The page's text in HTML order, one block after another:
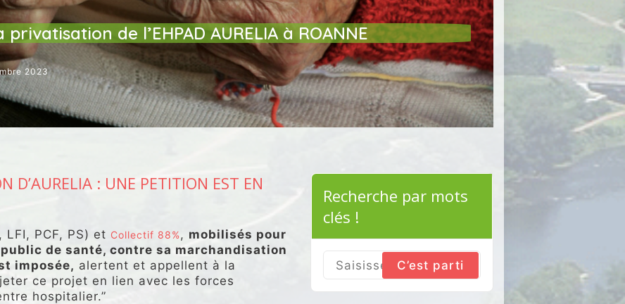
SANTÉ
privatisation de l’EHPAD AURELIA à ROANNE
2023
D’AURELIA : UNE PETITION EST EN
LFI, PCF, PS) et Collectif 88%, mobilisés pour
de santé, contre sa marchandisation
imposée, alertent et appellent à la
ce projet en lien avec les forces
hospitalier.”
Recherche par mots
clés !
Search